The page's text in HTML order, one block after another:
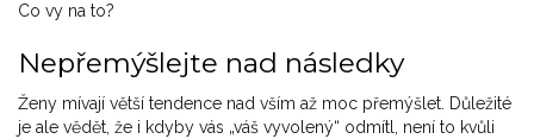
Co vy na to?
Nepřemýšlejte nad následky
Ženy mívají větší tendence nad vším až moc přemýšlet. Důležité
je ale vědět, že i kdyby vás „váš vyvolený“ odmítl, není to kvůli